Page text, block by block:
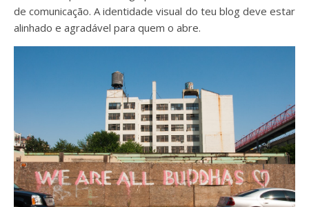
de comunicação. A identidade visual do teu blog deve estar
alinhado e agradável para quem o abre.